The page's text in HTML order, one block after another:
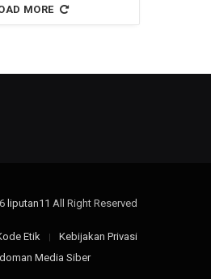
MORE
liputan11 All Right Reserved
Etik
Kebijakan Privasi
Media Siber